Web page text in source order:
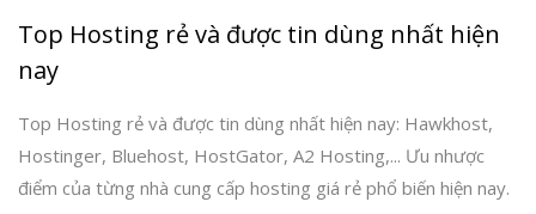
Top Hosting rẻ và được tin dùng nhất hiện
nay
Top Hosting rẻ và được tin dùng nhất hiện nay: Hawkhost,
Hostinger, Bluehost, HostGator, A2 Hosting,... Ưu nhược
điểm của từng nhà cung cấp hosting giá rẻ phổ biến hiện nay.